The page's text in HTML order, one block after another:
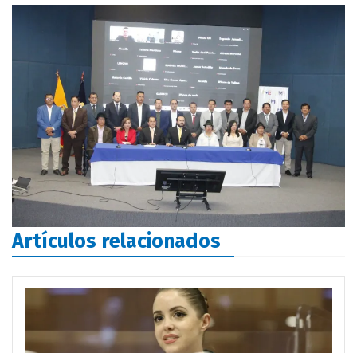
Artículos relacionados